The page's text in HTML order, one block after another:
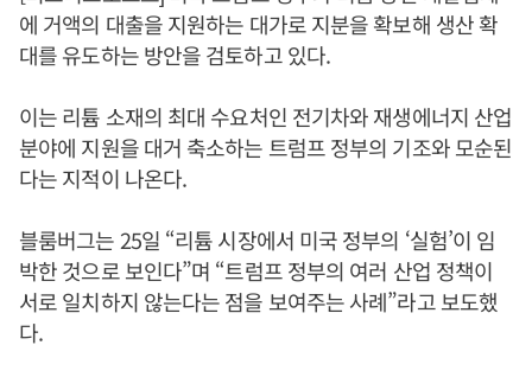
에 거액의 대출을 지원하는 대가로 지분을 확보해 생산 확
대를 유도하는 방안을 검토하고 있다.
이는 리튬 소재의 최대 수요처인 전기차와 재생에너지 산업
분야에 지원을 대거 축소하는 트럼프 정부의 기조와 모순된
다는 지적이 나온다.
블룸버그는 25일 “리튬 시장에서 미국 정부의 ‘실험’이 임
박한 것으로 보인다”며 “트럼프 정부의 여러 산업 정책이
서로 일치하지 않는다는 점을 보여주는 사례”라고 보도했
다.